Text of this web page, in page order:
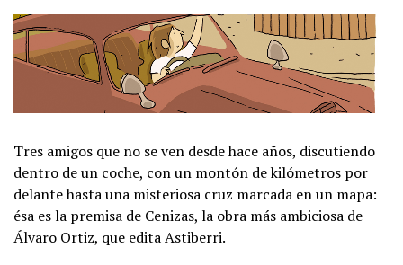
Tres amigos que no se ven desde hace años, discutiendo
dentro de un coche, con un montón de kilómetros por
delante hasta una misteriosa cruz marcada en un mapa:
ésa es la premisa de Cenizas, la obra más ambiciosa de
Álvaro Ortiz, que edita Astiberri.